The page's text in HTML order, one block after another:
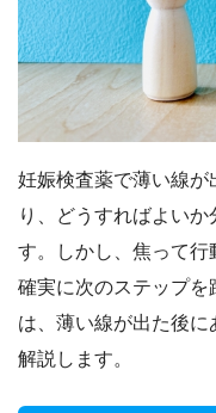
妊娠検査薬で薄い線が
り、どうすればよい
す。しかし、焦って行
確実に次のステップ
は、薄い線が出た後
解説します。